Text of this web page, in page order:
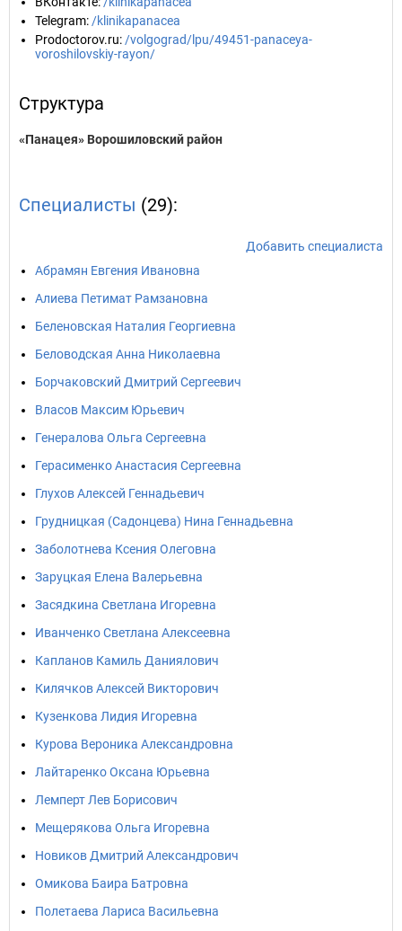
Telegram: /klinikapanacea
Prodoctorov.ru: /volgograd/lpu/49451-panaceya-
voroshilovskiy-rayon/
Структура
«Панацея» Ворошиловский район
Специалисты (29):
Добавить специалиста
Абрамян Евгения Ивановна
Алиева Петимат Рамзановна
Беленовская Наталия Георгиевна
Беловодская Анна Николаевна
Борчаковский Дмитрий Сергеевич
Власов Максим Юрьевич
Генералова Ольга Сергеевна
Герасименко Анастасия Сергеевна
Глухов Алексей Геннадьевич
Грудницкая (Садонцева) Нина Геннадьевна
Заболотнева Ксения Олеговна
Заруцкая Елена Валерьевна
Засядкина Светлана Игоревна
Иванченко Светлана Алексеевна
Капланов Камиль Даниялович
Килячков Алексей Викторович
Кузенкова Лидия Игоревна
Курова Вероника Александровна
Лайтаренко Оксана Юрьевна
Лемперт Лев Борисович
Мещерякова Ольга Игоревна
Новиков Дмитрий Александрович
Омикова Баира Батровна
Полетаева Лариса Васильевна